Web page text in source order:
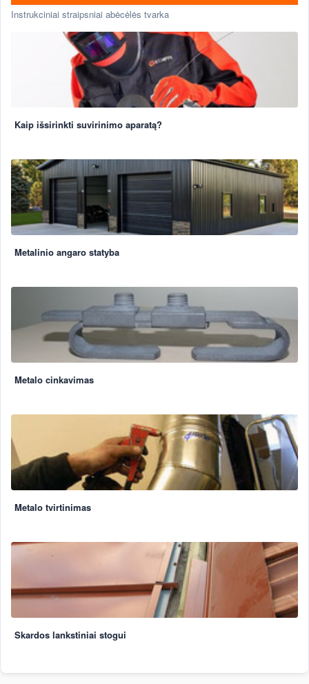
Instrukciniai straipsniai abėcėlės tvarka
Kaip išsirinkti suvirinimo aparatą?
Metalinio angaro statyba
Metalo cinkavimas
Metalo tvirtinimas
Skardos lankstiniai stogui